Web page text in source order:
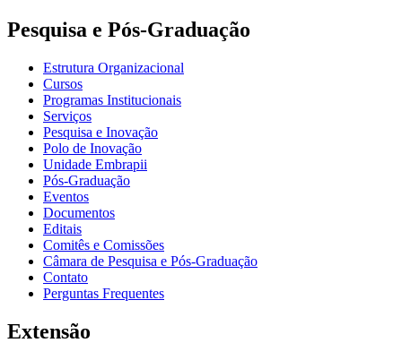
Pesquisa e Pós-Graduação
Estrutura Organizacional
Cursos
Programas Institucionais
Serviços
Pesquisa e Inovação
Polo de Inovação
Unidade Embrapii
Pós-Graduação
Eventos
Documentos
Editais
Comitês e Comissões
Câmara de Pesquisa e Pós-Graduação
Contato
Perguntas Frequentes
Extensão